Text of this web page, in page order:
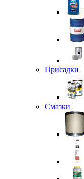
Присадки
Смазки